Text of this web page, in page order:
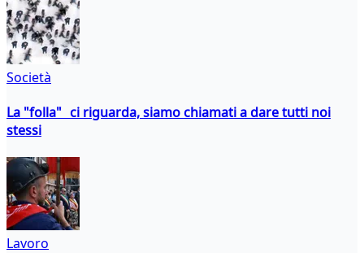
Società
La "folla" ci riguarda, siamo chiamati a dare tutti noi
stessi
Lavoro